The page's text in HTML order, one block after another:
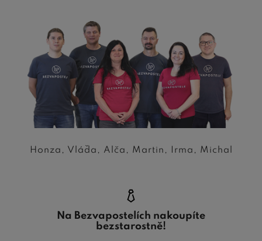
Honza, Vláďa, Alča, Martin, Irma, Michal
Na Bezvapostelích nakoupíte
bezstarostně!